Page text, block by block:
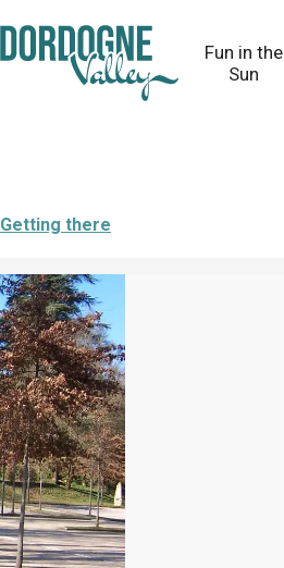
Fun in the
Sun
Getting there